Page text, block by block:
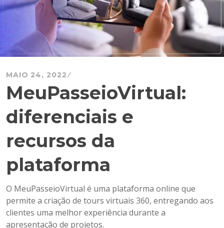
MAIO 24, 2022
MeuPasseioVirtual:
diferenciais e
recursos da
plataforma
O MeuPasseioVirtual é uma plataforma online que
permite a criação de tours virtuais 360, entregando aos
clientes uma melhor experiência durante a
apresentação de projetos.